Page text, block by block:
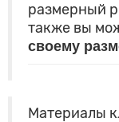
размерный
также вы
своему
Материалы